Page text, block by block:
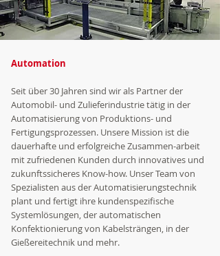
Automation
Seit über 30 Jahren sind wir als Partner der
Automobil- und Zulieferindustrie tätig in der
Automatisierung von Produktions- und
Fertigungsprozessen. Unsere Mission ist die
dauerhafte und erfolgreiche Zusammen-arbeit
mit zufriedenen Kunden durch innovatives und
zukunftssicheres Know-how. Unser Team von
Spezialisten aus der Automatisierungstechnik
plant und fertigt ihre kundenspezifische
Systemlösungen, der automatischen
Konfektionierung von Kabelsträngen, in der
Gießereitechnik und mehr.